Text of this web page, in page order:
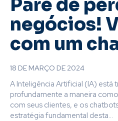
Pare de
negócios!
com um
18 DE MARÇO DE 2024
A Inteligência Artificial (IA) está
profundamente a maneira
com seus clientes, e os
estratégia fundamental desta...